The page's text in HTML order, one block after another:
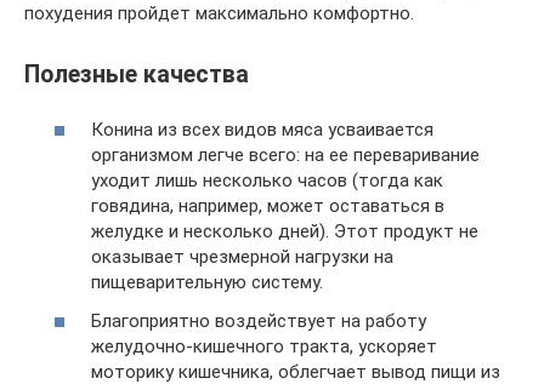
похудения пройдет максимально комфортно.
Полезные качества
Конина из всех видов мяса усваивается
организмом легче всего: на ее переваривание
уходит лишь несколько часов (тогда как
говядина, например, может оставаться в
желудке и несколько дней). Этот продукт не
оказывает чрезмерной нагрузки на
пищеварительную систему.
Благоприятно воздействует на работу
желудочно-кишечного тракта, ускоряет
моторику кишечника, облегчает вывод пищи из